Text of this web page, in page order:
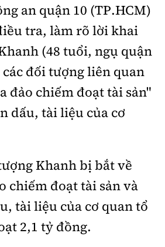
Xây dựng
BVHTTDL, cấp ngày 1/4/2025.
Công Hoan, phường Giảng Võ,
Thị Hồng Nga
La Đức Hùng
cáo và Phát hành:
282
an quận 10 (TP.HCM)
tra, làm rõ lời khai
(48 tuổi, ngụ quận
các đối tượng liên quan
đảo chiếm đoạt tài sản"
dấu, tài liệu của cơ
Khanh bị bắt về
chiếm đoạt tài sản và
tài liệu của cơ quan tổ
2,1 tỷ đồng.